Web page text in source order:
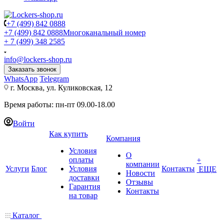
+7 (499) 842 0888
+7 (499) 842 0888Многоканальный номер
+ 7 (499) 348 2585
info@lockers-shop.ru
Заказать звонок
WhatsApp Telegram
г. Москва, ул. Куликовская, 12
Время работы: пн-пт 09.00-18.00
Войти
Услуги Блог
Как купить
Условия
оплаты
Условия
доставки
Гарантия
на товар
Компания
О
компании
Новости
Отзывы
Контакты
Контакты
+
ЕЩЕ
Каталог